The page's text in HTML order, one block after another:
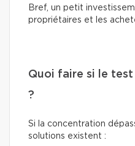
Bref, un petit
propriétaires et les
Quoi faire si le
?
Si la concentration
solutions existent :